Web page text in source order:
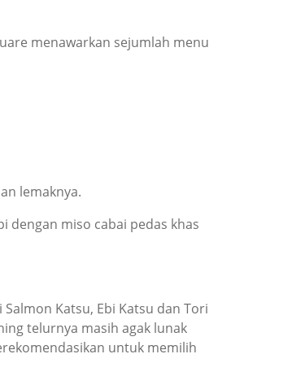
menawarkan sejumlah menu
lemaknya.
dengan miso cabai pedas khas
Katsu, Ebi Katsu dan Tori
telurnya masih agak lunak
untuk memilih